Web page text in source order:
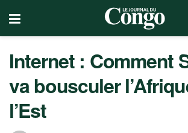
Internet : Comment
va bousculer
l’Est